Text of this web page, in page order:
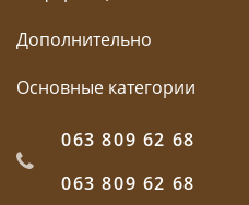
Дополнительно
Основные категории
063 809 62 68
063 809 62 68